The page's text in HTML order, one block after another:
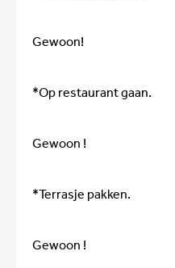
Gewoon!
*Op restaurant gaan.
Gewoon !
*Terrasje pakken.
Gewoon !